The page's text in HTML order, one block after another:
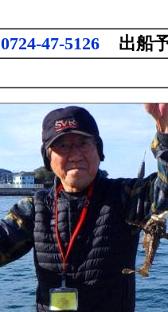
0724-47-5126 出船予